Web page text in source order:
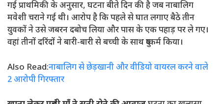
गई प्राथमिकी के अनुसार, घटना बीते दिन की है जब नाबालिग
मवेशी चराने गई थी। आरोप है कि पहले से घात लगाए बैठे तीन
युवकों ने उसे जबरन दबोच लिया और पास के एक पहाड़ पर ले गए।
वहां तीनों दरिंदों ने बारी-बारी से बच्ची के साथ दुष्कर्म किया।
Also Read:नाबालिग से छेड़खानी और वीडियो वायरल करने वाले
2 आरोपी गिरफ्तार